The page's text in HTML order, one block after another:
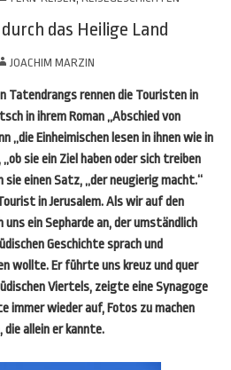
das Heilige Land
JOACHIM MARZIN
Tatendrangs rennen die Touristen in
in ihrem Roman „Abschied von
„die Einheimischen lesen in ihnen wie in
sie ein Ziel haben oder sich treiben
sie einen Satz, „der neugierig macht.“
in Jerusalem. Als wir auf den
ein Sepharde an, der umständlich
Geschichte sprach und
wollte. Er führte uns kreuz und quer
Viertels, zeigte eine Synagoge
immer wieder auf, Fotos zu machen
allein er kannte.